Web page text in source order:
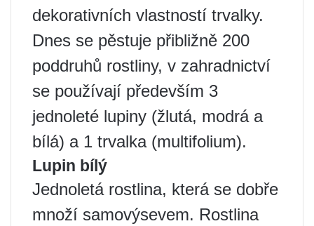
dekorativních vlastností trvalky.
Dnes se pěstuje přibližně 200
poddruhů rostliny, v zahradnictví
se používají především 3
jednoleté lupiny (žlutá, modrá a
bílá) a 1 trvalka (multifolium).
Lupin bílý
Jednoletá rostlina, která se dobře
množí samovýsevem. Rostlina